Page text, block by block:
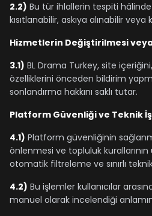
2.2) Bu tür ihlallerin tespiti
kısıtlanabilir, askıya alınabilir
Hizmetlerin Değiştirilmesi veya
3.1) BL Drama Turkey, site
özelliklerini önceden bildirim
sonlandırma hakkını saklı tutar.
Platform Güvenliği ve Teknik
4.1) Platform güvenliğinin
önlenmesi ve topluluk
otomatik filtreleme ve sınırlı
4.2) Bu işlemler kullanıcılar
manuel olarak incelendiği